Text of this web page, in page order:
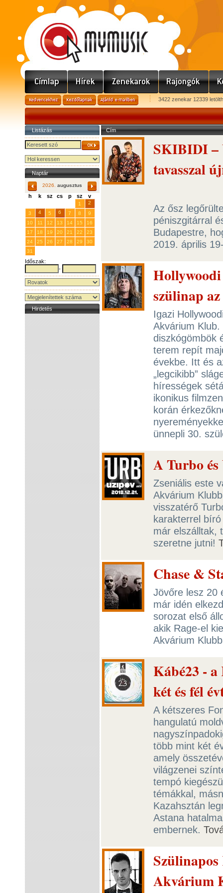
3422 zenekar 12339
Listázás
Naptár
2026. augusztus
h k sz cs p sz v
1
2
3
4 5 6 7 8
9
10
11 12 13 14 15
16
17
18 19 20 21 22
23
24
25 26 27 28 29
30
31
Időszak:
-
Hirdetés
Cím
SKIBIDI –
tavasszal
Az ősz
péniszgitárral
Budapestre,
2019. április
Hollywoodi
szülinap
Igazi
Akvárium
diszkógömbök
terem repít
évekbe. Itt és
„legcikibb”
hírességek
ikonikus
korán
ünnepli 30.
A Turbo
Zseniális este
Akvárium
visszatérő
karakterrel
már elszálltak,
szeretne jutni!
Chase &
Jövőre lesz 20
már idén
sorozat első
akik Rage-el
Akvárium
Kábé23 - a
két és fél
A kétszeres
hangulatú
több mint két
amely
világzenei
tempó
témákkal,
Kazahsztán
Astana
embernek.
Akvárium